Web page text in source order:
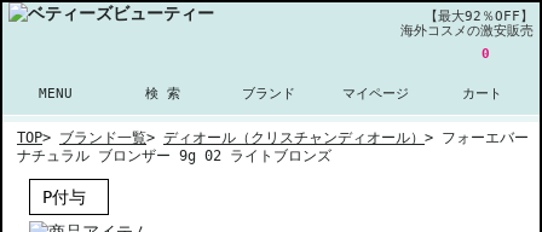
【最大92％OFF】
海外コスメの激安販売
MENU 検 索 ブランド マイページ
0
カート
TOP> ブランド一覧> ディオール（クリスチャンディオール） > フォーエバー
ナチュラル ブロンザー 9g 02 ライトブロンズ
P付与